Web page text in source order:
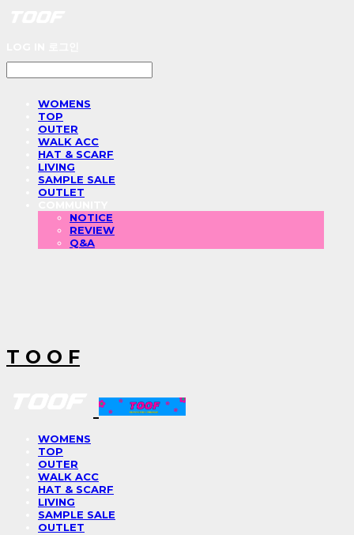
WOMENS
TOP
OUTER
WALK ACC
HAT & SCARF
LIVING
SAMPLE SALE
OUTLET
NOTICE
REVIEW
Q&A
T O O F
WOMENS
TOP
OUTER
WALK ACC
HAT & SCARF
LIVING
SAMPLE SALE
OUTLET